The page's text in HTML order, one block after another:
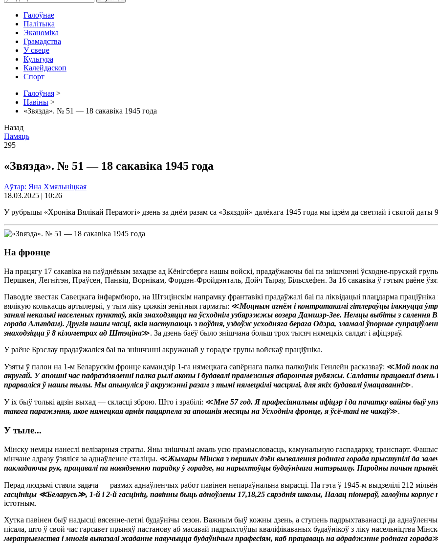
Галоўнае
Палітыка
Эканоміка
Грамадства
У свеце
Культура
Калейдаскоп
Спорт
Галоўная >
Навіны >
«Звязда». № 51 — 18 сакавіка 1945 года
Назад
Памяць
295
«Звязда». № 51 — 18 сакавіка 1945 года
Аўтар: Яна Хмяльніцкая
18.03.2025 | 10:26
У рубрыцы «Хроніка Вялікай Перамогі» дзень за днём разам са «Звяздой» далёкага 1945 года мы ідзём да светлай і святой даты
На фронце
На працягу 17 сакавіка на паўднёвым захадзе ад Кёнігсберга нашы войскі, прадаўжаючы баі па знішчэнні ўсходне-прускай
Першкен, Легнітэн, Праўсен, Панвіц, Ворнікам, Фордэн-Фройдэнталь, Дойч Тырау, Більсхефен. За 16 сакавіка ў гэтым раёне
Паводле звестак Савецкага інфармбюро, на Штэцінскім напрамку франтавікі прадаўжалі баі па ліквідацыі плацдарма
вялікую колькасць артылерыі, у тым ліку цяжкія зенітныя гарматы: ≪Моцным агнём і контратакамі гітлераўцы імкнуцца
занялі некалькі населеных пунктаў, якія знаходзяцца на ўсходнім узбярэжжы возера Дамшэр-Зее. Немцы выбіты з сялення
горада Альтдам). Другія нашы часці, якія наступаюць з поўдня, уздоўж усходняга берага Одэра, зламалі ўпорнае
знаходзіцца ў 8 кілометрах ад Штэціна≫. За дзень баёў было знішчана больш трох тысяч нямецкіх салдат і афіцэраў.
У раёне Брэслау прадаўжаліся баі па знішчэнні акружанай у горадзе групы войскаў праціўніка.
Узяты ў палон на 1-м Беларускім фронце камандзір 1-га нямецкага сапёрнага палка палкоўнік Генлейн расказваў: ≪Мой полк
акругай. У апошні час падраздзяленні палка рылі акопы і будавалі прамежныя абарончыя рубяжы. Салдаты працавалі
прарваліся ў нашы тылы. Мы апынуліся ў акружэнні разам з тымі нямецкімі часцямі, для якіх будавалі ўмацаванні≫.
У іх быў толькі адзін выхад — скласці зброю. Што і зрабілі: ≪Мне 57 год. Я прафесіянальны афіцэр і да пачатку вайны
такога паражэння, якое нямецкая армія пацярпела за апошнія месяцы на Усходнім фронце, я ўсё-такі не чакаў≫.
У тыле...
Мінску немцы нанеслі велізарныя страты. Яны знішчылі амаль усю прамысловасць, камунальную гаспадарку, транспарт.
мінчане адразу ўзяліся за аднаўленне сталіцы. ≪Жыхары Мінска з першых дзён вызвалення роднага горада прыступілі да
пакладаючы рук, працавалі па навядзенню парадку ў горадзе, на нарыхтоўцы будаўнічага матэрыялу. Народны пачын
Перад людзьмі стаяла задача — размах аднаўленчых работ павінен непараўнальна вырасці. На гэта ў 1945-м выдзелілі 212
гасцініцы ≪Беларусь≫, 1-й і 2-й гасцініц, павінны быць адноўлены 17,18,25 сярэднія школы, Палац піонераў, галоўны
істотным.
Хутка павінен быў надысці вясенне-летні будаўнічы сезон. Важным быў кожны дзень, а ступень падрыхтаванасці да
пісала, што ў свой час гарсавет прыняў пастанову аб масавай падрыхтоўцы кваліфікаваных будаўнікоў з ліку насельніцтва
мерапрыемства і многія выказалі жаданне навучыцца будаўнічым прафесіям, каб працаваць на адраджэнне роднага горада